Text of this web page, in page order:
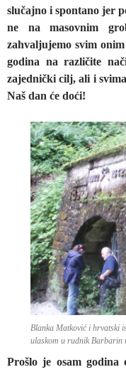
slučajno i spontano jer
ne na masovnim
zahvaljujemo svim
godina na različite
zajednički cilj, ali i
Naš dan će doći!
Blanka Matković i hrvatski
ulaskom u rudnik Barbarin
Prošlo je osam godina